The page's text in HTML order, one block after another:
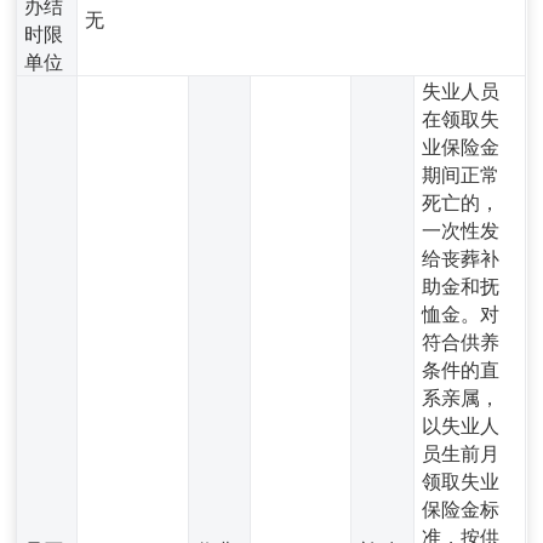
时限
单位
无
失业人员
在领取失
业保险金
期间正常
死亡的，
一次性发
给丧葬补
助金和抚
恤金。对
符合供养
条件的直
系亲属，
以失业人
员生前月
领取失业
保险金标
准，按供